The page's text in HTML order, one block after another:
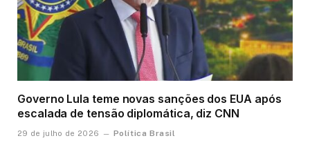
Governo Lula teme novas sanções dos EUA após
escalada de tensão diplomática, diz CNN
29 de julho de 2026 Política Brasil